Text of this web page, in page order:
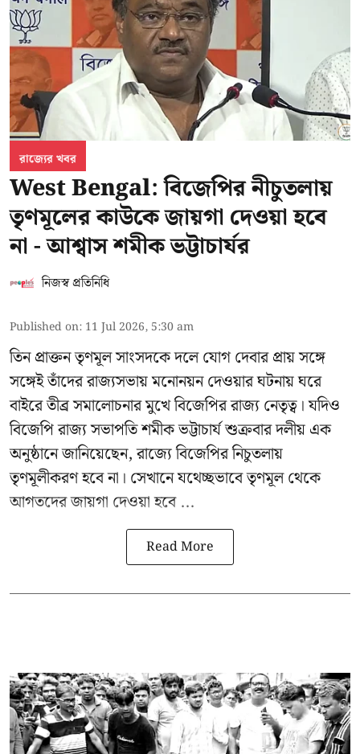
রাজ্যের খবর
West Bengal: বিজেপির নীচুতলায়
তৃণমূলের কাউকে জায়গা দেওয়া হবে
না - আশ্বাস শমীক ভট্টাচার্যর
নিজস্ব প্রতিনিধি
Published on: 11 Jul 2026, 5:30 am
তিন প্রাক্তন তৃণমূল সাংসদকে দলে যোগ দেবার প্রায় সঙ্গে
সঙ্গেই তাঁদের রাজ্যসভায় মনোনয়ন দেওয়ার ঘটনায় ঘরে
বাইরে তীব্র সমালোচনার মুখে বিজেপির রাজ্য নেতৃত্ব। যদিও
বিজেপি রাজ্য সভাপতি শমীক ভট্টাচার্যশুক্রবার দলীয় এক
অনুষ্ঠানে জানিয়েছেন, রাজ্যে বিজেপির নিচুতলায়
তৃণমূলীকরণ হবে না। সেখানে যথেচ্ছভাবে তৃণমূল থেকে
আগতদের জায়গা দেওয়া হবে ...
Read More